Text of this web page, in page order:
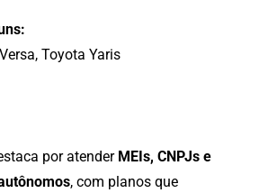
Versa, Toyota Yaris
poratender MEIs, CNPJs e
, com planos que